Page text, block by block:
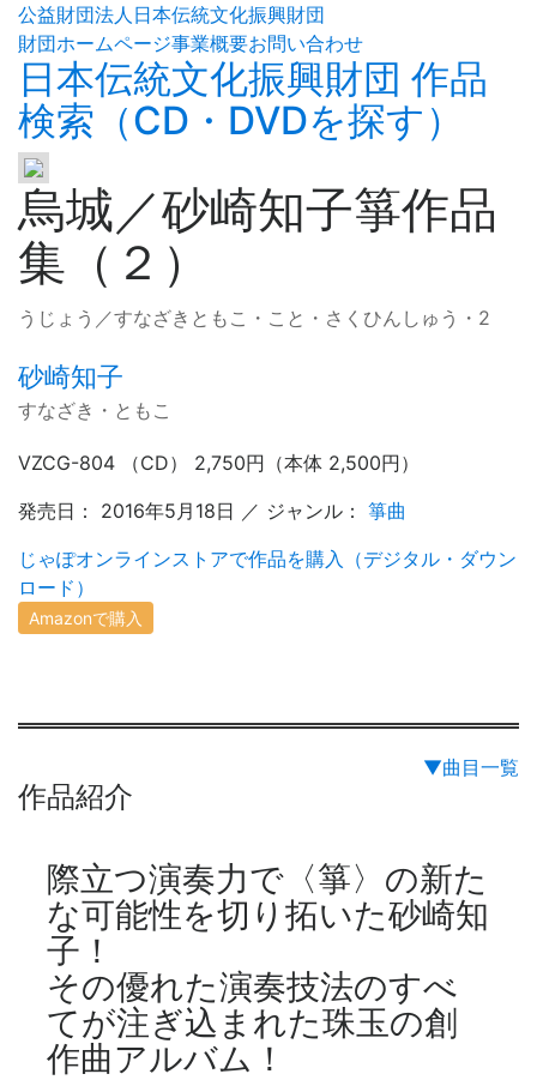
公益財団法人日本伝統文化振興財団
財団ホームページ事業概要お問い合わせ
日本伝統文化振興財団 作品
検索（CD・DVDを探す）
烏城／砂崎知子箏作品
集（２）
うじょう／すなざきともこ・こと・さくひんしゅう・2
砂崎知子
すなざき・ともこ
VZCG-804 （CD） 2,750円（本体 2,500円）
発売日： 2016年5月18日 ／ ジャンル： 箏曲
じゃぽオンラインストアで作品を購入（デジタル・ダウン
ロード）
Amazonで購入
▼曲目一覧
作品紹介
際立つ演奏力で〈箏〉の新た
な可能性を切り拓いた砂崎知
子！
その優れた演奏技法のすべ
てが注ぎ込まれた珠玉の創
作曲アルバム！